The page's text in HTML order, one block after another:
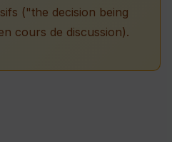
("the decision being
cours de discussion).